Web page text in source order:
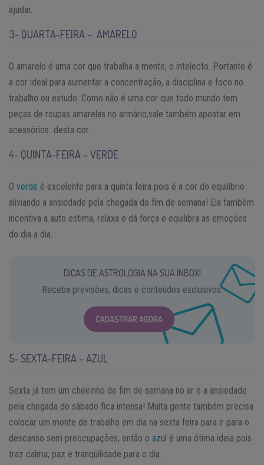
ajudar.
3- QUARTA-FEIRA – AMARELO
O amarelo é uma cor que trabalha a mente, o intelecto. Portanto é
a cor ideal para aumentar a concentração, a disciplina e foco no
trabalho ou estudo. Como não é uma cor que todo mundo tem
peças de roupas amarelas no armário,vale também apostar em
acessórios desta cor.
4- QUINTA-FEIRA – VERDE
O verde é excelente para a quinta feira pois é a cor do equilíbrio
aliviando a ansiedade pela chegada do fim de semana! Ela também
incentiva a auto estima, relaxa e dá força e equilibra as emoções
do dia a dia.
DICAS DE ASTROLOGIA NA SUA INBOX!
Receba previsões, dicas e conteúdos exclusivos.
CADASTRAR AGORA
5- SEXTA-FEIRA – AZUL
Sexta já tem um cheirinho de fim de semana no ar e a ansiedade
pela chegada do sábado fica intensa! Muita gente também precisa
colocar um monte de trabalho em dia na sexta feira para ir para o
descanso sem preocupações, então o azul é uma ótima ideia pois
traz calma, paz e tranqüilidade para o dia.